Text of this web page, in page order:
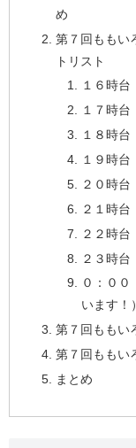
め
第７回ももい
トリスト
１６時台
１７時台
１８時台
１９時台
２０時台
２１時台
２２時台
２３時台
０：００
います！）
第７回ももい
第７回ももい
まとめ